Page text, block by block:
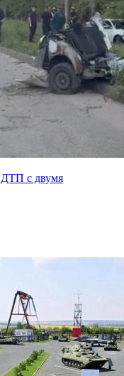
ДТП с двумя